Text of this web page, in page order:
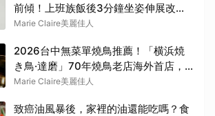
前傾！上班族飯後3分鐘坐姿伸展改善
方法
Marie Claire美麗佳人
2026台中無菜單燒鳥推薦！「横浜焼
き鳥·達磨」70年燒鳥老店海外首店，
古典「團扇控火」技法成就銷魂美味
Marie Claire美麗佳人
致癌油風暴後，家裡的油還能吃嗎？食